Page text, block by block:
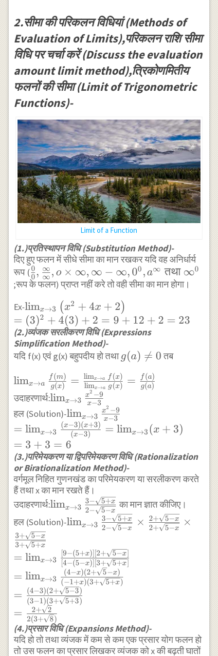
a}
e^{f(x)}=e^{l}
\\ (c) \lim _{x
\rightarrow 0}
f(x)=+\infty
\text { या } -
\infty \text { तब
} \\ lim_{x
\rightarrow
\infty} \frac{1}
{f(x)}=0
2.सीमा की परिकलन विधियां (Methods of
Evaluation of Limits),परिकलन राशि सीमा
विधि पर चर्चा करें (Discuss the evaluation
amount limit method),त्रिकोणमितीय
फलनों की सीमा (Limit of Trigonometric
Functions)-
Limit of a Function
(1.)प्रतिस्थापन विधि (Substitution Method)-
दिए हुए फलन में सीधे सीमा का मान रखकर यदि वह अनिर्धार्य
रूप (\frac {0}
{0},\frac
{\infty}
{\infty},o
\times
\infty ,
\infty-
\infty
,0^{0}
,a^{\infty}
\text { तथा
}
\infty^{0}
0
0, ∞
∞ , o × ∞, ∞ − ∞, 00, a∞ तथा ∞0
;रूप के फलन) प्राप्त नहीं करे तो वही सीमा का मान होगा।
Ex-\lim _{x \rightarrow
3}\left(x^{2}+4 x+2\right)
\\ =
(3)^{2}+4(3)+2=9+12+2=23
limx→3 ( x2 + 4x + 2)
= (3)2 + 4(3) + 2 = 9 + 12 + 2 = 23
(2.)व्यंजक सरलीकरण विधि (Expressions
Simplification Method)-
यदि f(x) एवं g(x) बहुपदीय हो तथाg(a)
0
g(a) 
= 0 तब
\lim _{x
\rightarrow a}
\frac{f(m)}
{g(x)}=\frac{\lim
_{x \rightarrow a}
f(x)}{\lim _{x
\rightarrow
a}g(x)}=\frac{f(a)}
{g(a)}
limx→a g(x)
f (m) = limx→a g(x)
limx→a f (x) = g(a)
f (a)
उदाहरणार्थ:\lim _{x
\rightarrow 3}
\frac{x^{2}-9}
{x-3}
limx→3 x−3
x2 −9
हल (Solution)-\lim _{x
\rightarrow 3}
\frac{x^{2}-9}
{x-3} \\ =\lim
_{x
\rightarrow 3}
\frac{(x-3)
(x+3)}{(x-
3)}=\lim _{x
\rightarrow 3}
=3+3=6
limx→3 x−3
x2 −9
= limx→3 (x−3)
(x−3)(x+3) = limx→3 (x + 3)
= 3 + 3 = 6
(3.)परिमेयकरण या द्विपरिमेयकरण विधि (Rationalization
or Birationalization Method)-
वर्गमूल निहित गुणनखंड का परिमेयकरण या सरलीकरण करते
हैं तथा x का मान रखते हैं।
उदाहरणार्थ:\lim _{x
\rightarrow
3} \frac{3-
{2-\sqrt{5-
x}}
limx→3 2− 5−x
3− 5+x का मान ज्ञात कीजिए।
हल (Solution)-\lim _{x
\rightarrow 3}
\frac{3-
\sqrt{5+x}}{2-
\sqrt{5-x}} \times
\frac{2+\sqrt{5-
x}}{2+\sqrt{5-x}}
\frac{3+\sqrt{5-
x}}{3+\sqrt{5+x}}
\\ =\lim _{x
limx→3 2− 5−x
3− 5+x × 2+ 5−x
2+ 5−x ×
3+ 5+x
3+ 5−x
= limx→3 4−(5−x)] 3+ 5+x
[9−(5+x)] [2+ 5−x]
= limx→3 (−1+x)(3+ 5+x)
(4−x)(2+ 5−x)
= (3−1)(3+ 5+3)
(4−3)(2+ 5−3)
= 2(3+ 8)
2+ 2
(4.)प्रसार विधि (Expansions Method)-
यदि हो तो तथा व्यंजक में कम से कम एक प्रसार योग फलन हो
तो उस फलन का प्रसार लिखकर व्यंजक को x की बढ़ती घातों